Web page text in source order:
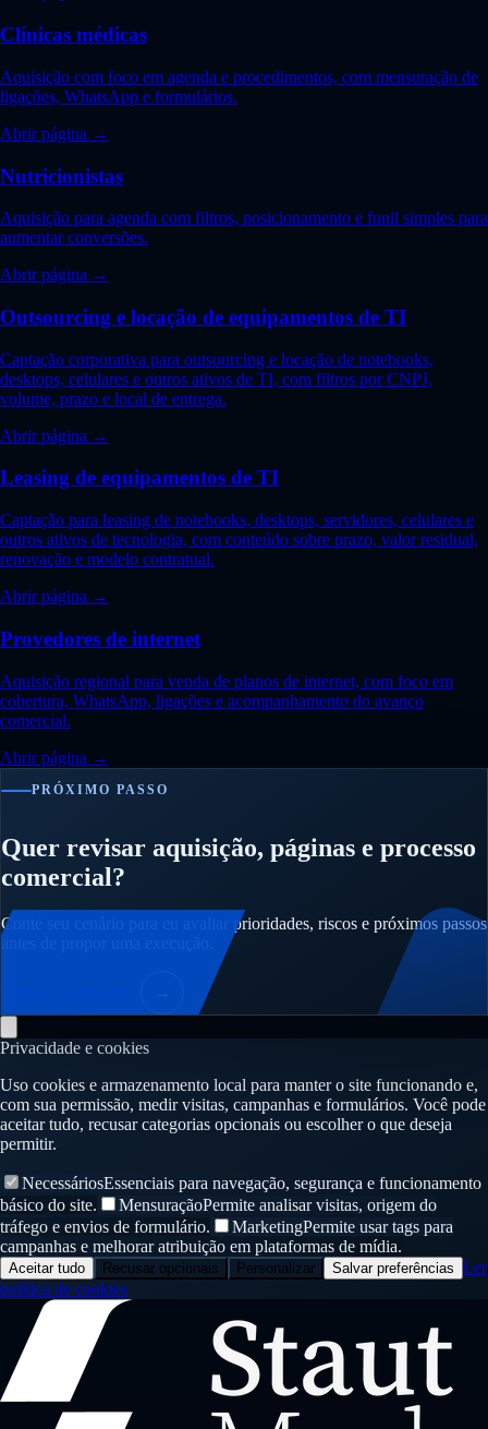
Clínicas médicas
Aquisição com foco em agenda e procedimentos, com mensuração de
ligações, WhatsApp e formulários.
Abrir página →
Nutricionistas
Aquisição para agenda com filtros, posicionamento e funil simples para
aumentar conversões.
Abrir página →
Outsourcing e locação de equipamentos de TI
Captação corporativa para outsourcing e locação de notebooks,
desktops, celulares e outros ativos de TI, com filtros por CNPJ,
volume, prazo e local de entrega.
Abrir página →
Leasing de equipamentos de TI
Captação para leasing de notebooks, desktops, servidores, celulares e
outros ativos de tecnologia, com conteúdo sobre prazo, valor residual,
renovação e modelo contratual.
Abrir página →
Provedores de internet
Aquisição regional para venda de planos de internet, com foco em
cobertura, WhatsApp, ligações e acompanhamento do avanço
comercial.
Abrir página →
PRÓXIMO PASSO
Quer revisar aquisição, páginas e processo
comercial?
Conte seu cenário para eu avaliar prioridades, riscos e próximos passos
Privacidade e cookies
Uso cookies e armazenamento local para manter o site funcionando e,
com sua permissão, medir visitas, campanhas e formulários. Você pode
aceitar tudo, recusar categorias opcionais ou escolher o que deseja
permitir.
NecessáriosEssenciais para navegação, segurança e funcionamento
básico do site.
MensuraçãoPermite analisar visitas, origem do
tráfego e envios de formulário.
MarketingPermite usar tags para
campanhas e melhorar atribuição em plataformas de mídia.
Aceitar tudo Recusar opcionais Personalizar Salvar preferências Ler
política de cookies